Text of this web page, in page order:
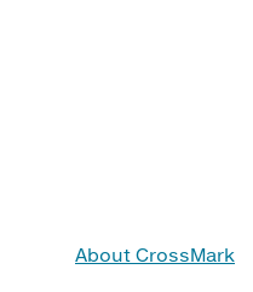
About CrossMark